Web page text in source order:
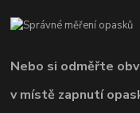
Nebo si odměřte
v místě zapnutí